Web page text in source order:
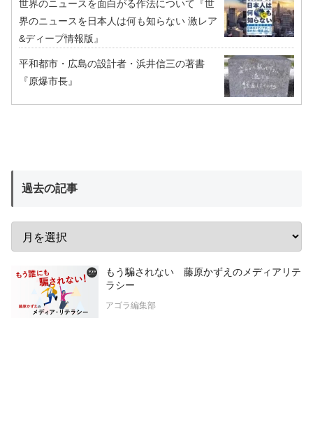
世界のニュースを面白がる作法について『世
界のニュースを日本人は何も知らない 激レア
&ディープ情報版』
平和都市・広島の設計者・浜井信三の著書
『原爆市長』
過去の記事
もう騙されない 藤原かずえのメディアリテ
ラシー
アゴラ編集部